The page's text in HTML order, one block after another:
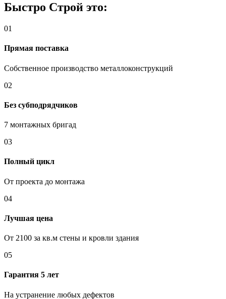
Быстро Строй это:
01
Прямая поставка
Собственное производство металлоконструкций
02
Без субподрядчиков
7 монтажных бригад
03
Полный цикл
От проекта до монтажа
04
Лучшая цена
От 2100 за кв.м стены и кровли здания
05
Гарантия 5 лет
На устранение любых дефектов